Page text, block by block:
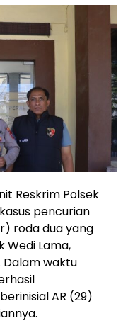
Reskrim Polsek
pencurian
roda dua yang
Wedi Lama,
Dalam waktu
AR (29)